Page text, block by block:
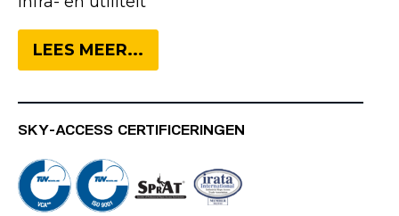
LEES MEER...
SKY-ACCESS CERTIFICERINGEN